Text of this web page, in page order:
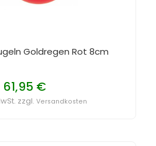
Goldregen Rot 8cm
61,95 €
zzgl. Versandkosten